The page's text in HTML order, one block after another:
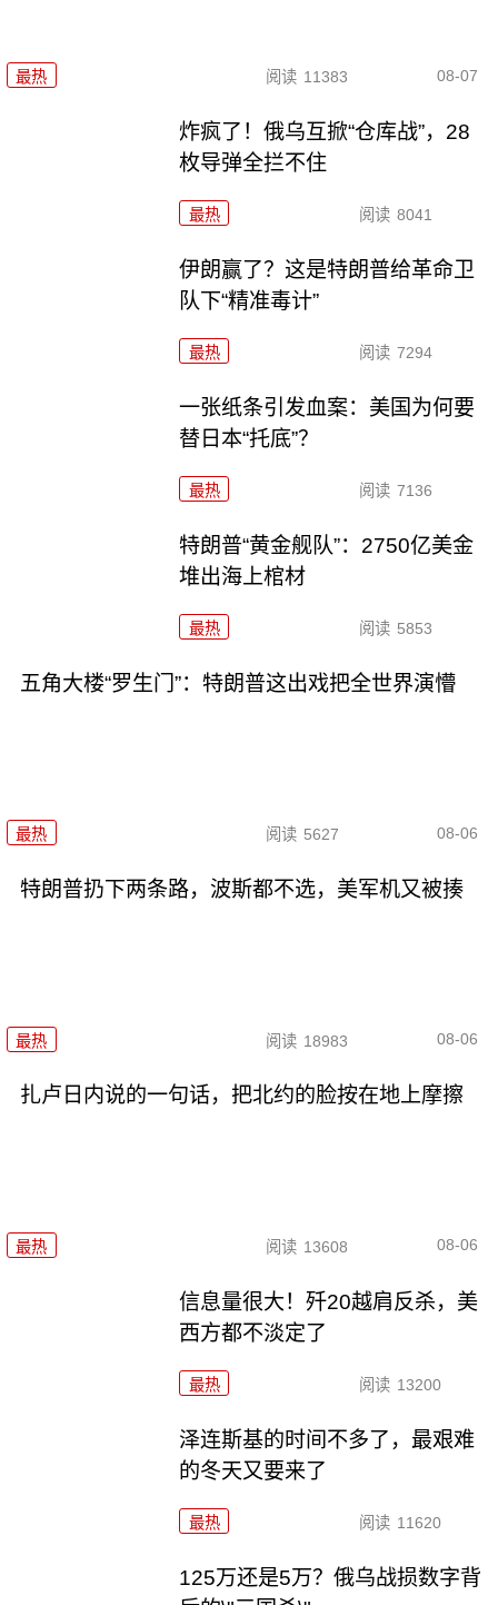
最热 阅读 11383 08-07
炸疯了！俄乌互掀“仓库战”，28
枚导弹全拦不住
最热 阅读 8041
伊朗赢了？这是特朗普给革命卫
队下“精准毒计”
最热 阅读 7294
一张纸条引发血案：美国为何要
替日本“托底”？
最热 阅读 7136
特朗普“黄金舰队”：2750亿美金
堆出海上棺材
最热 阅读 5853
五角大楼“罗生门”：特朗普这出戏把全世界演懵
最热 阅读 5627 08-06
特朗普扔下两条路，波斯都不选，美军机又被揍
最热 阅读 18983 08-06
扎卢日内说的一句话，把北约的脸按在地上摩擦
最热 阅读 13608 08-06
信息量很大！歼20越肩反杀，美
西方都不淡定了
最热 阅读 13200
泽连斯基的时间不多了，最艰难
的冬天又要来了
最热 阅读 11620
125万还是5万？俄乌战损数字背